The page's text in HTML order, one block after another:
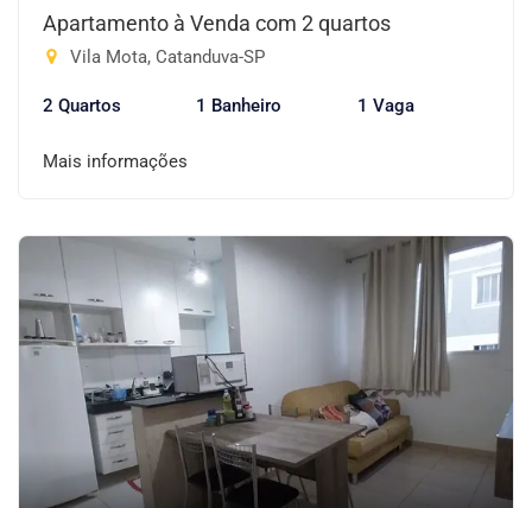
Apartamento à Venda com 2 quartos
Vila Mota, Catanduva-SP
2 Quartos 1 Banheiro 1 Vaga
Mais informações